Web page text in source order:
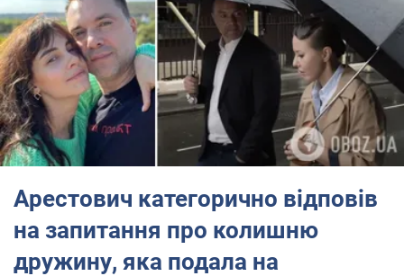
Арестович категорично відповів
на запитання про колишню
дружину, яка подала на